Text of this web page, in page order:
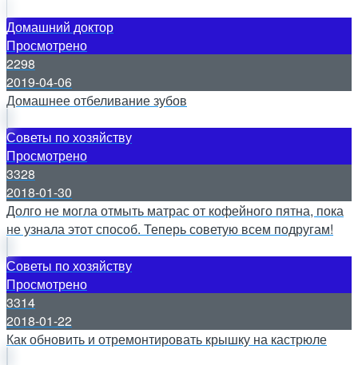
Домашний доктор
Просмотрено
2298
2019-04-06
Домашнее отбеливание зубов
Советы по хозяйству
Просмотрено
3328
2018-01-30
Долго не могла отмыть матрас от кофейного пятна, пока
не узнала этот способ. Теперь советую всем подругам!
Советы по хозяйству
Просмотрено
3314
2018-01-22
Как обновить и отремонтировать крышку на кастрюле